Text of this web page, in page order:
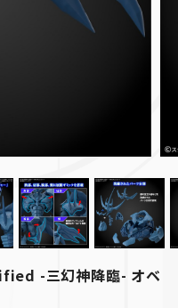
-三幻神降臨- オベ